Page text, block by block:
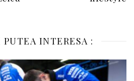
INTERESA :